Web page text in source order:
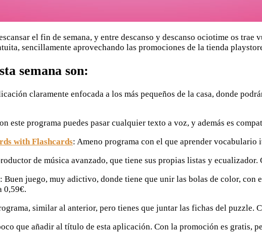
el fin de semana, y entre descanso y descanso ociotime os
sencillamente aprovechando las promociones de la tienda
semana son:
claramente enfocada a los más pequeños de la casa, donde
este programa puedes pasar cualquier texto a voz, y además es
with Flashcards: Ameno programa con el que aprender
de música avanzado, que tiene sus propias listas y
: Buen juego, muy adictivo, donde tiene que unir las bolas de color, con
0,59€.
similar al anterior, pero tienes que juntar las fichas del puzzle.
que añadir al título de esta aplicación. Con la promoción es gratis,